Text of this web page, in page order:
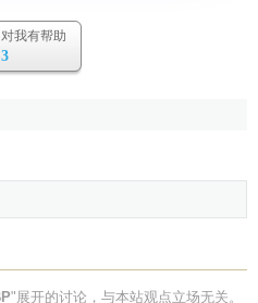
我有帮助
3
"展开的讨论，与本站观点立场无关。